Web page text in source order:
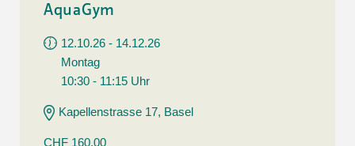
AquaGym
12.10.26 - 14.12.26
Montag
10:30 - 11:15 Uhr
Kapellenstrasse 17, Basel
CHF 160.00